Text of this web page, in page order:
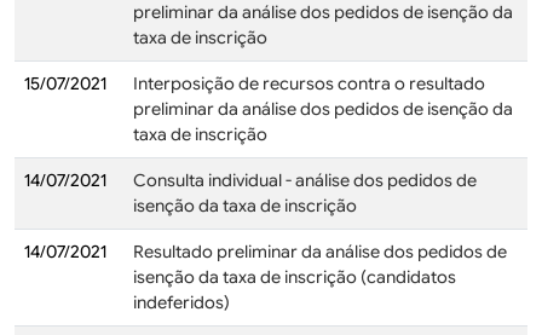
preliminar da análise dos pedidos de isenção da
taxa de inscrição
15/07/2021
Interposição de recursos contra o resultado
preliminar da análise dos pedidos de isenção da
taxa de inscrição
14/07/2021
Consulta individual - análise dos pedidos de
isenção da taxa de inscrição
14/07/2021
Resultado preliminar da análise dos pedidos de
isenção da taxa de inscrição (candidatos
indeferidos)